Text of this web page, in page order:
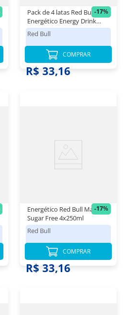
-17%
Pack de 4 latas Red Bull
Energético Energy Drink
250ml
Red Bull
R$ 39,98
R$ 33,16
COMPRAR
-17%
Energético Red Bull Maçã
Sugar Free 4x250ml
Red Bull
R$ 39,98
R$ 33,16
COMPRAR